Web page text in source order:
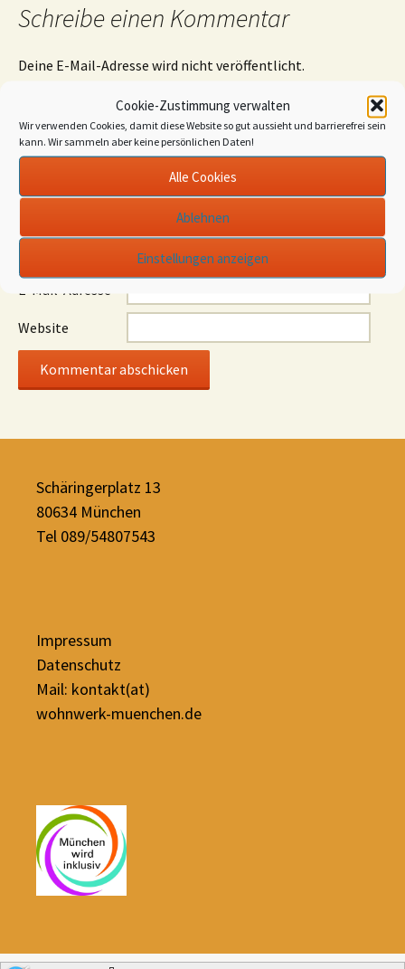
Cookie-Zustimmung verwalten
Wir verwenden Cookies, damit diese Website so gut aussieht und barrierefrei sein
kann. Wir sammeln aber keine persönlichen Daten!
Alle Cookies
Ablehnen
Einstellungen anzeigen
Schreibe einen Kommentar
Deine E-Mail-Adresse wird nicht veröffentlicht.
Kommentar*
E-Mail-Adresse
Website
Schäringerplatz 13
80634 München
Tel 089/54807543
Impressum
Datenschutz
Mail: kontakt(at)
wohnwerk-muenchen.de